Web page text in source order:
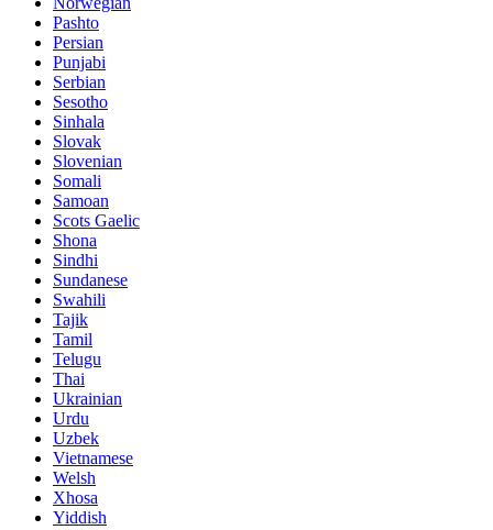
Pashto
Persian
Punjabi
Serbian
Sesotho
Sinhala
Slovak
Slovenian
Somali
Samoan
Scots Gaelic
Shona
Sindhi
Sundanese
Swahili
Tajik
Tamil
Telugu
Thai
Ukrainian
Urdu
Uzbek
Vietnamese
Welsh
Xhosa
Yiddish